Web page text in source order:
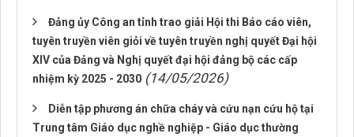
Đảng ủy Công an tỉnh trao giải Hội thi Báo cáo viên,
tuyên truyền viên giỏi về tuyên truyền nghị quyết Đại hội
XIV của Đảng và Nghị quyết đại hội đảng bộ các cấp
nhiệm kỳ 2025 - 2030 (14/05/2026)
Diễn tập phương án chữa cháy và cứu nạn cứu hộ tại
Trung tâm Giáo dục nghề nghiệp - Giáo dục thường